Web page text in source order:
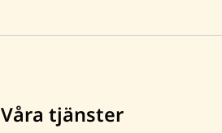
Våra tjänster